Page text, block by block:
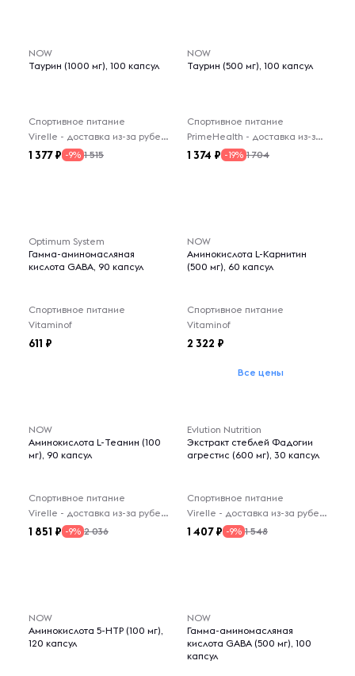
NOW
Таурин (1000 мг), 100 капсул
Спортивное питание
Virelle - доставка из-за рубежа
1 377 -9% 1 515
NOW
Таурин (500 мг), 100 капсул
Спортивное питание
PrimeHealth - доставка из-за рубежа
1 374 -19% 1 704
Optimum System
Гамма-аминомасляная
кислота GABA, 90 капсул
Спортивное питание
Vitaminof
611
NOW
Аминокислота L-Карнитин
(500 мг), 60 капсул
Спортивное питание
Vitaminof
2 322
Все цены
NOW
Аминокислота L-Теанин (100
мг), 90 капсул
Спортивное питание
Virelle - доставка из-за рубежа
1 851 -9% 2 036
Evlution Nutrition
Экстракт стеблей Фадогии
агрестис (600 мг), 30 капсул
Спортивное питание
Virelle - доставка из-за рубежа
1 407 -9% 1 548
NOW
Аминокислота 5-НТР (100 мг),
120 капсул
NOW
Гамма-аминомасляная
кислота GABA (500 мг), 100
капсул